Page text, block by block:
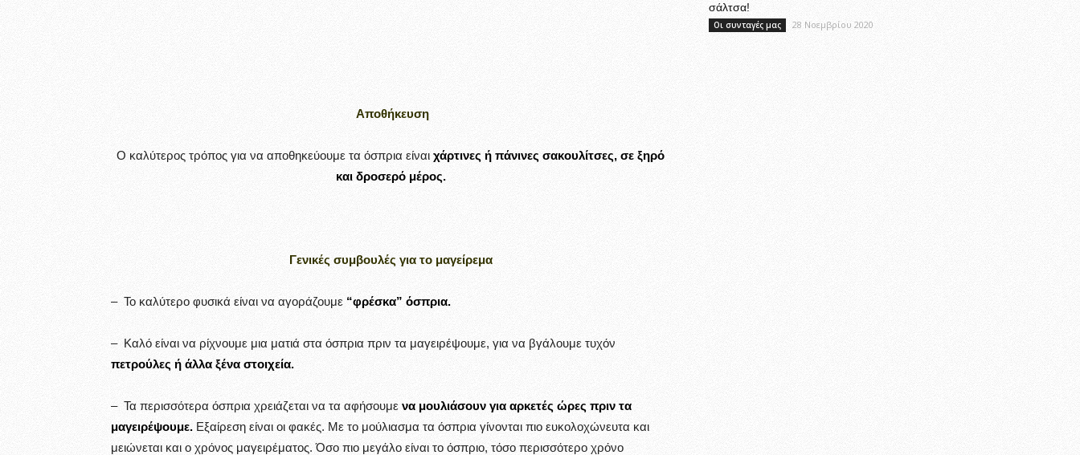
Αποθήκευση
Ο καλύτερος τρόπος για να αποθηκεύουμε τα όσπρια είναι χάρτινες ή πάνινες σακουλίτσες, σε ξηρό
και δροσερό μέρος.
Γενικές συμβουλές για το μαγείρεμα
– Το καλύτερο φυσικά είναι να αγοράζουμε “φρέσκα” όσπρια.
– Καλό είναι να ρίχνουμε μια ματιά στα όσπρια πριν τα μαγειρέψουμε, για να βγάλουμε τυχόν
πετρούλες ή άλλα ξένα στοιχεία.
– Τα περισσότερα όσπρια χρειάζεται να τα αφήσουμε να μουλιάσουν για αρκετές ώρες πριν τα
μαγειρέψουμε. Εξαίρεση είναι οι φακές. Με το μούλιασμα τα όσπρια γίνονται πιο ευκολοχώνευτα και
μειώνεται και ο χρόνος μαγειρέματος. Όσο πιο μεγάλο είναι το όσπριο, τόσο περισσότερο χρόνο
σάλτσα!
Οι συνταγές μας 28 Νοεμβρίου 2020